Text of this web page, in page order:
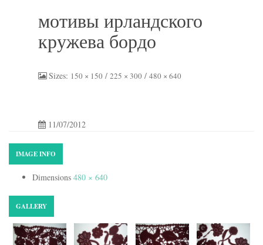
мотивы ирландского
кружева бордо
Sizes: 150 × 150 / 225 × 300 / 480 × 640
11/07/2012
IMAGE INFO
Dimensions 480 × 640
GALLERY